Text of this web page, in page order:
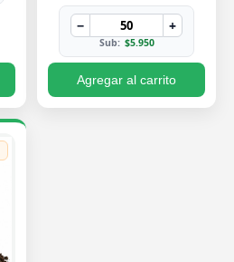
− +
Sub: $5.950
Agregar al carrito